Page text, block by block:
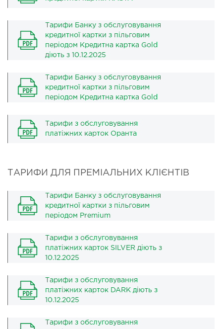
Тарифи Банку з обслуговування
кредитної картки з пільговим
періодом Кредитна картка Gold
діють з 10.12.2025
Тарифи Банку з обслуговування
кредитної картки з пільговим
періодом Кредитна картка Gold
Тарифи з обслуговування
платіжних карток Оранта
ТАРИФИ ДЛЯ ПРЕМІАЛЬНИХ КЛІЄНТІВ
Тарифи Банку з обслуговування
кредитної картки з пільговим
періодом Premium
Тарифи з обслуговування
платіжних карток SILVER діють з
10.12.2025
Тарифи з обслуговування
платіжних карток DARK діють з
10.12.2025
Тарифи з обслуговування